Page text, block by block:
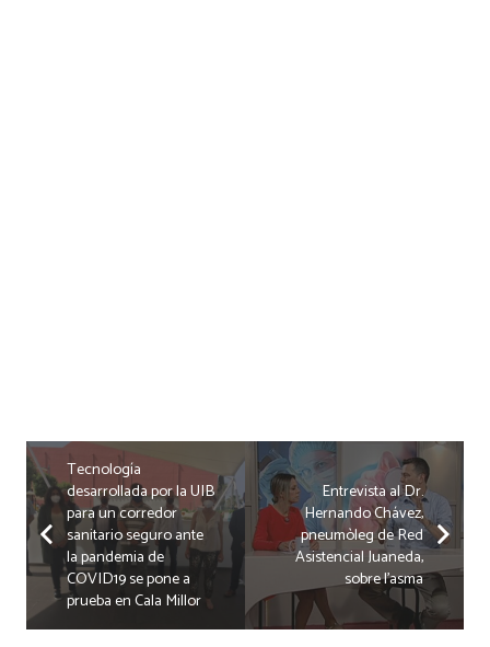
Tecnología
desarrollada por la UIB
para un corredor
sanitario seguro ante
la pandemia de
COVID19 se pone a
prueba en Cala Millor
Entrevista al Dr.
Hernando Chávez,
pneumòleg de Red
Asistencial Juaneda,
sobre l’asma